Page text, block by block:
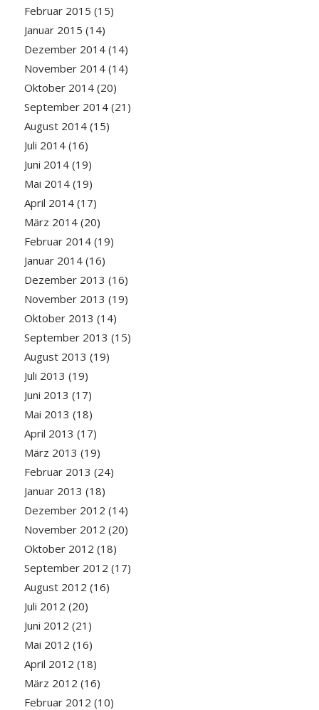
Februar 2015 (15)
Januar 2015 (14)
Dezember 2014(14)
November 2014(14)
Oktober 2014(20)
September 2014(21)
August 2014(15)
Juli 2014(16)
Juni 2014(19)
Mai 2014(19)
April 2014(17)
März 2014(20)
Februar 2014(19)
Januar 2014(16)
Dezember 2013 (16)
November 2013 (19)
Oktober 2013 (14)
September 2013 (15)
August 2013 (19)
Juli 2013 (19)
Juni 2013 (17)
Mai 2013 (18)
April 2013 (17)
März 2013 (19)
Februar 2013 (24)
Januar 2013 (18)
Dezember 2012 (14)
November 2012 (20)
Oktober 2012 (18)
September 2012 (17)
August 2012 (16)
Juli 2012 (20)
Juni 2012 (21)
Mai 2012 (16)
April 2012 (18)
März 2012 (16)
Februar 2012 (10)